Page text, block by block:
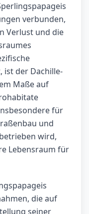
verbunden,
Verlust und die
ist der Dachille-
Maße auf
für
und
wird,
Lebensraum für
die auf
seiner